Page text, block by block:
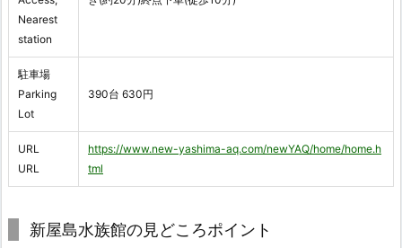
Nearest
station
駐車場
Parking
Lot
390台 630円
URL
URL
https://www.new-yashima-aq.com/newYAQ/home/home.h
tml
新屋島水族館の見どころポイント